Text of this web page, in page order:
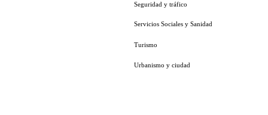
Seguridad y tráfico
Servicios Sociales y Sanidad
Turismo
Urbanismo y ciudad